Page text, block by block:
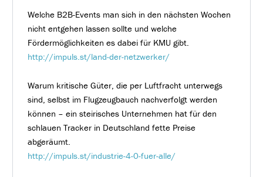
Welche B2B-Events man sich in den nächsten Wochen
nicht entgehen lassen sollte und welche
Fördermöglichkeiten es dabei für KMU gibt.
http://impuls.st/land-der-netzwerker/
Warum kritische Güter, die per Luftfracht unterwegs
sind, selbst im Flugzeugbauch nachverfolgt werden
können – ein steirisches Unternehmen hat für den
schlauen Tracker in Deutschland fette Preise
abgeräumt.
http://impuls.st/industrie-4-0-fuer-alle/